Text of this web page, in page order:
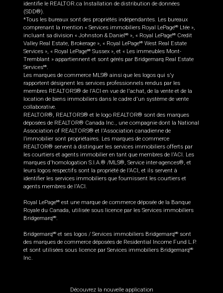
identifie le REALTOR.ca Installation de distribution de données
(SDD®).
*Tous les bureaux sont des propriétés indépendantes. Les bureaux
comprenant la mention « Services immobiliers Royal LePageMD
Ltée »,
incluant sa division « Johnston & Daniel MD », « Royal LePageMD
Credit
Valley Real Estate, Brokerage », « Royal LePageMD West Real Estate
Services », « Royal LePageMD Sussex », et « Les immeubles Mont-
Tremblant » appartiennent et sont gérés par Bridgemarq Real Estate
ServicesMD.
Les marques de commerce MLS® ainsi que les logos qui s'y
rapportent désignent les services professionnels rendus par les
membres REALTORS® de l'ACI en vue de l'achat, de la vente et de la
location de biens immobiliers dans le cadre d'un système de vente
collaborative.
REALTOR®, REALTORS® et le logo REALTOR® sont des marques
déposées de REALTOR® Canada Inc., une compagnie dont la National
Association of REALTORS® et l'Association canadienne de
l’immobilier sont propriétaires. Les marques de commerce
REALTOR® servent à distinguer les services immobiliers offerts par
les courtiers et agents immobilier en tant que membres de l'ACI. Les
marques d'homologation S.I.A.® /MLS®, Service inter-agences®, et
leurs logos respectifs sont la propriété de l'ACI, et ils servent à
identifier les services immobiliers que fournissent les courtiers et
agents membres de l'ACI.
Royal LePageMD est une marque de commerce déposée de la Banque
Royale du Canada, utilisée sous licence par les Services immobiliers
BridgemarqMD.
BridgemarqMD et ses logos / Services immobiliers BridgemarqMD
sont
des marques de commerce déposées de Residential Income Fund L.P.
et sont utilisées sous licence par Services immobiliers BridgemarqMD
Inc.
Découvrez la nouvelle application